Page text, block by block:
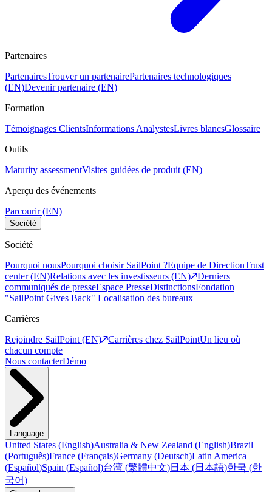
Partenaires
PartenairesTrouver un partenairePartenaires technologiques
(EN)Devenir partenaire (EN)
Formation
Témoignages ClientsInformations AnalystesLivres blancsGlossaire
Outils
Maturity assessmentVisites guidées de produit (EN)
Aperçu des événements
Parcourir (EN)
Société
Société
Pourquoi nousPourquoi choisir SailPoint ?Equipe de DirectionTrust
center (EN)Relations avec les investisseurs (EN)
Derniers
communiqués de presseEspace PresseDistinctionsFondation
"SailPoint Gives Back" Localisation des bureaux
Carrières
Rejoindre SailPoint (EN)
Carrières chez SailPointUn lieu où
chacun compte
Nous contacterDémo
Language
United States (English)Australia & New Zealand (English)Brazil
(Português)France (Français)Germany (Deutsch)Latin America
(Español)Spain (Español)台湾 (繁體中文)日本 (日本語)한국 (한
국어)